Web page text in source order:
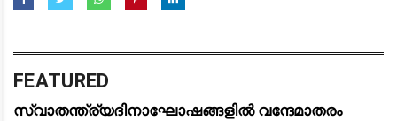
FEATURED
സ്വാതന്ത്ര്യദിനാഘോഷങ്ങളിൽ വന്ദേമാതരം